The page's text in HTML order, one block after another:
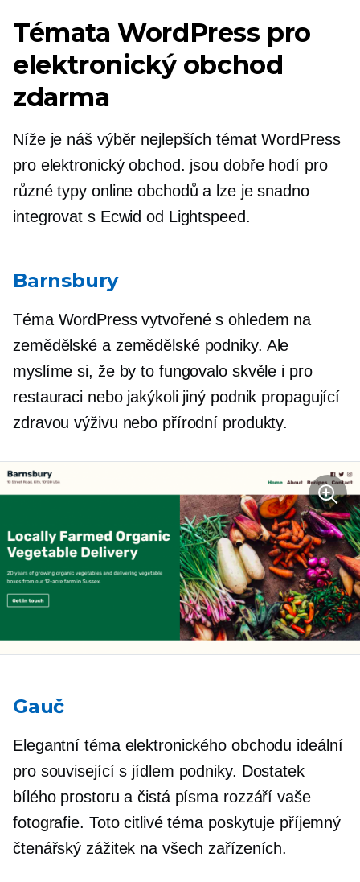
Témata WordPress pro
elektronický obchod
zdarma
Níže je náš výběr nejlepších témat WordPress
pro elektronický obchod. jsou dobře hodí pro
různé typy online obchodů a lze je snadno
integrovat s Ecwid od Lightspeed.
Barnsbury
Téma WordPress vytvořené s ohledem na
zemědělské a zemědělské podniky. Ale
myslíme si, že by to fungovalo skvěle i pro
restauraci nebo jakýkoli jiný podnik propagující
zdravou výživu nebo přírodní produkty.
Gauč
Elegantní téma elektronického obchodu ideální
pro související s jídlem podniky. Dostatek
bílého prostoru a čistá písma rozzáří vaše
fotografie. Toto citlivé téma poskytuje příjemný
čtenářský zážitek na všech zařízeních.